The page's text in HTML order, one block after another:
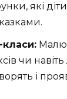
які
класи:
чи навіть
і